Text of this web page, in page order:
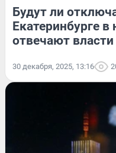
Будут ли
Екатеринбурге
отвечают
30 декабря, 2025, 13:16